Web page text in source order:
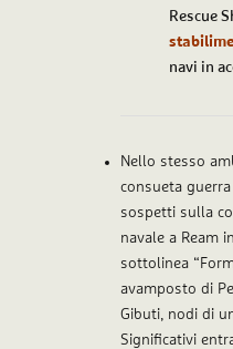
Rescue
navi in
Nello stesso
consueta
sospetti sulla
navale a Ream
sottolinea “
avamposto di
Gibuti, nodi di
Significativi